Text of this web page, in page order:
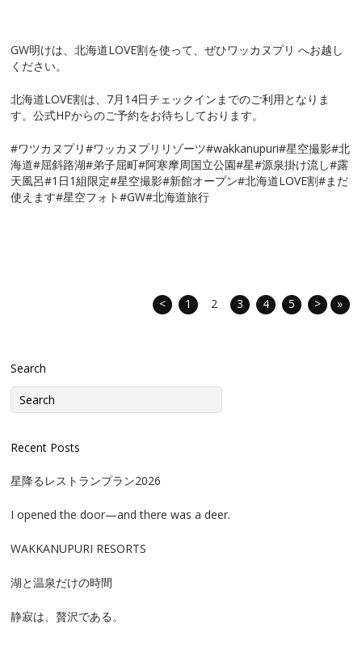
GW明けは、北海道LOVE割を使って、ぜひワッカヌプリ へお越し
ください。
北海道LOVE割は、7月14日チェックインまでのご利用となりま
す。公式HPからのご予約をお待ちしております。
#ワツカヌプリ#ワッカヌプリリゾーツ#wakkanupuri#星空撮影#北
海道#屈斜路湖#弟子屈町#阿寒摩周国立公園#星#源泉掛け流し#露
天風呂#1日1組限定#星空撮影#新館オープン#北海道LOVE割#まだ
使えます#星空フォト#GW#北海道旅行
< 1 2 3 4 5 > »
Search
Recent Posts
星降るレストランプラン2026
I opened the door—and there was a deer.
WAKKANUPURI RESORTS
湖と温泉だけの時間
静寂は、贅沢である。